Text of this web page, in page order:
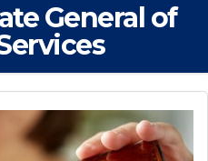
General of